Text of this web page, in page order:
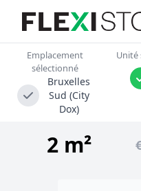
Emplacement
sélectionné
Bruxelles
Sud (City
Dox)
Unité
2 m²